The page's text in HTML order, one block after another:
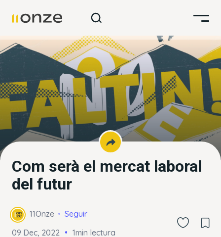
Com serà el mercat laboral
del futur
11Onze
Seguir
09 Dec, 2022
1min lectura